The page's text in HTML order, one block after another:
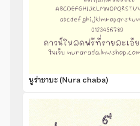
นูร่าชาบะ (Nura chaba)